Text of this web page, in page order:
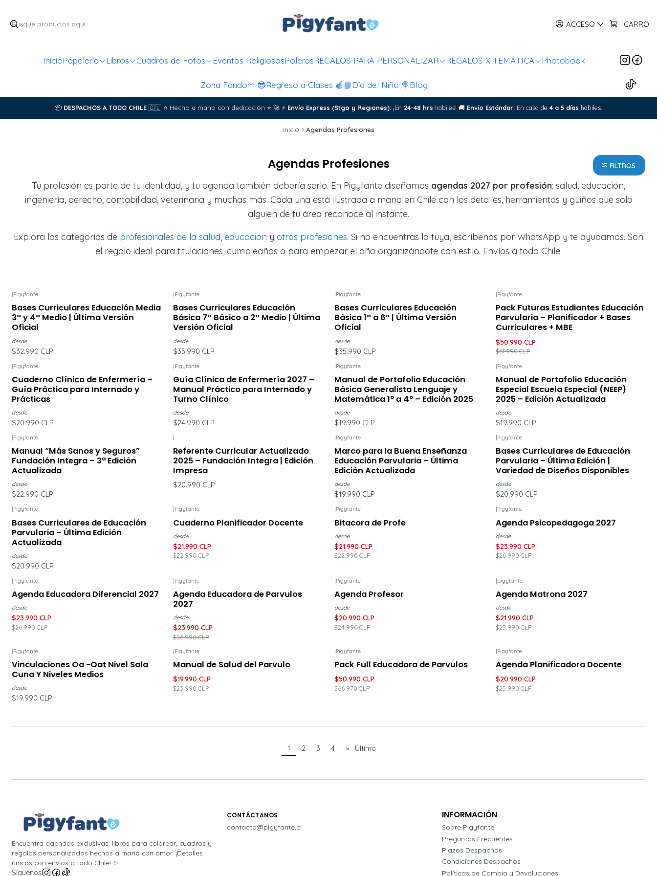
ACCESO CARRO
InicioPapelería Libros Cuadros de Fotos Eventos ReligiososPolerasREGALOS PARA PERSONALIZAR REGALOS X TEMÁTICA Photobook
Zona Fandom 😎Regreso a Clases 🍎📘 Día del Niño 🍭 Blog
📦 DESPACHOS A TODO CHILE 🇨🇱 ⭐ Hecho a mano con dedicación ⭐ 🚀 ⚡ Envío Express (Stgo y Regiones): ¡En 24-48 hrs hábiles! 🚚 Envío Estándar: En casa de 4 a 5 días hábiles.
Inicio Agendas Profesiones
Agendas Profesiones
Tu profesión es parte de tu identidad, y tu agenda también debería serlo. En Pigyfante diseñamos agendas 2027 por profesión: salud, educación,
ingeniería, derecho, contabilidad, veterinaria y muchas más. Cada una está ilustrada a mano en Chile con los detalles, herramientas y guiños que solo
alguien de tu área reconoce al instante.
Explora las categorías de profesionales de la salud, educación y otras profesiones. Si no encuentras la tuya, escríbenos por WhatsApp y te ayudamos. Son
el regalo ideal para titulaciones, cumpleaños o para empezar el año organizándote con estilo. Envíos a todo Chile.
FILTROS
Pigyfante
Bases Curriculares Educación Media
3° y 4° Medio | Última Versión
Oficial
desde
$32.990 CLP
Pigyfante
Bases Curriculares Educación
Básica 7° Básico a 2° Medio | Última
Versión Oficial
desde
$35.990 CLP
Pigyfante
Bases Curriculares Educación
Básica 1° a 6° | Última Versión
Oficial
desde
$35.990 CLP
-18%
Pigyfante
Pack Futuras Estudiantes Educación
Parvularia – Planificador + Bases
Curriculares + MBE
$50.990 CLP
$61.990 CLP
|Pigyfante
Cuaderno Clínico de Enfermería –
Guía Práctica para Internado y
Prácticas
desde
$20.990 CLP
|Pigyfante
Guía Clínica de Enfermería 2027 –
Manual Práctico para Internado y
Turno Clínico
desde
$24.990 CLP
|Pigyfante
Manual de Portafolio Educación
Básica Generalista Lenguaje y
Matemática 1º a 4º – Edición 2025
desde
$19.990 CLP
|Pigyfante
Manual de Portafolio Educación
Especial Escuela Especial (NEEP)
2025 – Edición Actualizada
desde
$19.990 CLP
Pigyfante
Manual “Más Sanos y Seguros”
Fundación Integra – 3ª Edición
Actualizada
desde
$22.990 CLP
Referente Curricular Actualizado
2025 – Fundación Integra | Edición
Impresa
$20.990 CLP
Pigyfante
Marco para la Buena Enseñanza
Educación Parvularia – Última
Edición Actualizada
desde
$19.990 CLP
Pigyfante
Bases Curriculares de Educación
Parvularia – Última Edición |
Variedad de Diseños Disponibles
desde
$20.990 CLP
Pigyfante
Bases Curriculares de Educación
Parvularia – Última Edición
Actualizada
desde
$20.990 CLP
DESCUENTO
Pigyfante
Cuaderno Planificador Docente
desde
$21.990 CLP
$22.990 CLP
Pigyfante
Bitacora de Profe
desde
$21.990 CLP
$22.990 CLP
DESCUENTO
Pigyfante
Agenda Psicopedagoga 2027
desde
$23.990 CLP
$26.990 CLP
DESCUENTO
|Pigyfante
Agenda Educadora Diferencial 2027
desde
$23.990 CLP
$26.990 CLP
DESCUENTO
|Pigyfante
Agenda Educadora de Parvulos
2027
desde
$23.990 CLP
$26.990 CLP
DESCUENTO
|Pigyfante
Agenda Profesor
desde
$20.990 CLP
$24.990 CLP
DESCUENTO
|pigyfante
Agenda Matrona 2027
desde
$21.990 CLP
$25.990 CLP
|Pigyfante
Vinculaciones Oa -Oat Nivel Sala
Cuna Y Niveles Medios
desde
$19.990 CLP
DESCUENTO
|Pigyfante
Manual de Salud del Parvulo
$19.990 CLP
$23.990 CLP
-24% DESCUENTO
|Pigyfante
Pack Full Educadora de Parvulos
$50.990 CLP
$66.970 CLP
DESCUENTO
|Pigyfante
Agenda Planificadora Docente
$20.990 CLP
$25.990 CLP
1 2 3 4 » Último
Encuentra agendas exclusivas, libros para colorear, cuadros y
regalos personalizados hechos a mano con amor. ¡Detalles
únicos con envíos a todo Chile! ✨
Síguenos
CONTÁCTANOS
contacto@pigyfante.cl
INFORMACIÓN
Sobre Pigyfante
Preguntas Frecuentes
Plazos Despachos
Condiciones Despachos
Políticas de Cambio y Devoluciones